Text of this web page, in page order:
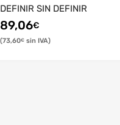
DEFINIR SIN DEFINIR
89,06€
73,60€